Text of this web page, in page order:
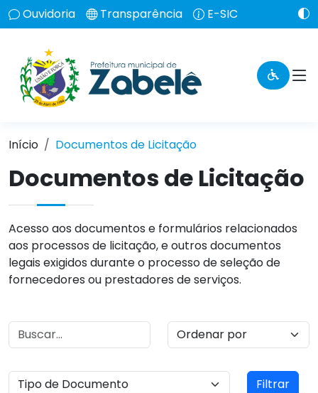
Ouvidoria Transparência E-SIC
Início Documentos de Licitação
Documentos de Licitação
Acesso aos documentos e formulários relacionados
aos processos de licitação, e outros documentos
legais exigidos durante o processo de seleção de
fornecedores ou prestadores de serviços.
Filtrar